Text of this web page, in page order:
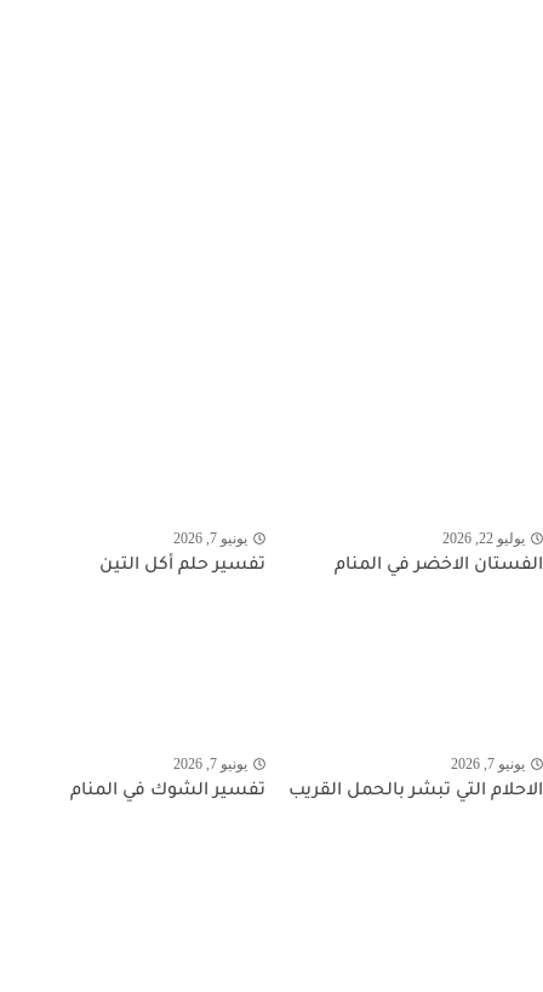
يوليو 22, 2026
الفستان الاخضر في المنام
يونيو 7, 2026
تفسير حلم أكل التين
يونيو 7, 2026
الاحلام التي تبشر بالحمل القريب
يونيو 7, 2026
تفسير الشوك في المنام